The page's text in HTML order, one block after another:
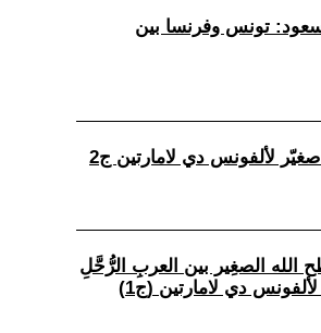
تونس وفرنسا بين
الله الصغِير بين العربِ الرُّحَّلِ
دي لامارتين (ج1)